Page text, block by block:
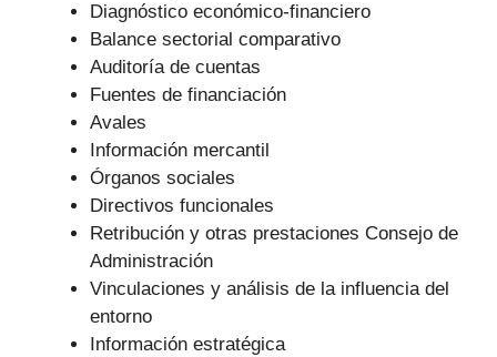
Diagnóstico económico-financiero
Balance sectorial comparativo
Auditoría de cuentas
Fuentes de financiación
Avales
Información mercantil
Órganos sociales
Directivos funcionales
Retribución y otras prestaciones Consejo de
Administración
Vinculaciones y análisis de la influencia del
entorno
Información estratégica